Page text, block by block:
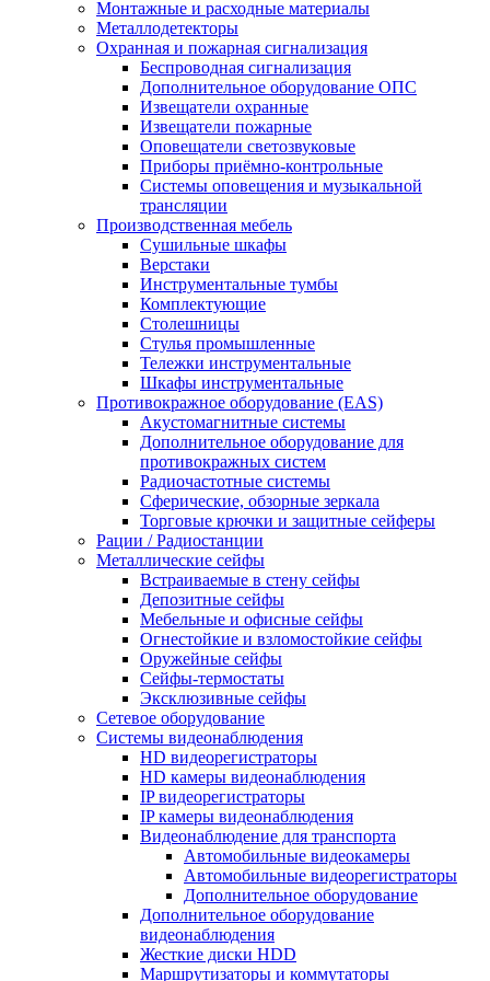
Монтажные и расходные материалы
Металлодетекторы
Охранная и пожарная сигнализация
Беспроводная сигнализация
Дополнительное оборудование ОПС
Извещатели охранные
Извещатели пожарные
Оповещатели светозвуковые
Приборы приёмно-контрольные
Системы оповещения и музыкальной
трансляции
Производственная мебель
Cушильные шкафы
Верстаки
Инструментальные тумбы
Комплектующие
Столешницы
Стулья промышленные
Тележки инструментальные
Шкафы инструментальные
Противокражное оборудование (EAS)
Акустомагнитные системы
Дополнительное оборудование для
противокражных систем
Радиочастотные системы
Сферические, обзорные зеркала
Торговые крючки и защитные сейферы
Рации / Радиостанции
Металлические сейфы
Встраиваемые в стену сейфы
Депозитные сейфы
Мебельные и офисные сейфы
Огнестойкие и взломостойкие сейфы
Оружейные сейфы
Сейфы-термостаты
Эксклюзивные сейфы
Сетевое оборудование
Системы видеонаблюдения
HD видеорегистраторы
HD камеры видеонаблюдения
IP видеорегистраторы
IP камеры видеонаблюдения
Видеонаблюдение для транспорта
Автомобильные видеокамеры
Автомобильные видеорегистраторы
Дополнительное оборудование
Дополнительное оборудование
видеонаблюдения
Жесткие диски HDD
Маршрутизаторы и коммутаторы